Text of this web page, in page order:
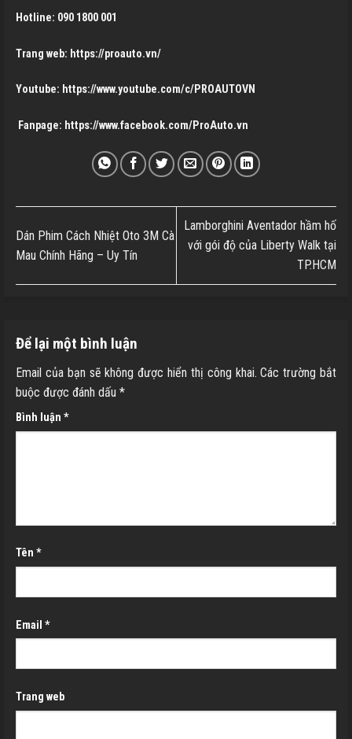
Hotline: 090 1800 001
Trang web: https://proauto.vn/
Youtube: https://www.youtube.com/c/PROAUTOVN
Fanpage: https://www.facebook.com/ProAuto.vn
Dán Phim Cách Nhiệt Oto 3M Cà
Mau Chính Hãng – Uy Tín
Lamborghini Aventador hầm hố
với gói độ của Liberty Walk tại
TP.HCM
Để lại một bình luận
Email của bạn sẽ không được hiển thị công khai. Các trường bắt
buộc được đánh dấu *
Bình luận *
Tên *
Email *
Trang web